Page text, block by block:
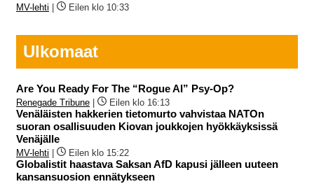
MV-lehti Eilen klo 10:33
Ulkomaat
Are You Ready For The “Rogue AI” Psy-Op?
Renegade Tribune Eilen klo 16:13
Venäläisten hakkerien tietomurto vahvistaa NATOn
suoran osallisuuden Kiovan joukkojen hyökkäyksissä
Venäjälle
MV-lehti Eilen klo 15:22
Globalistit haastava Saksan AfD kapusi jälleen uuteen
kansansuosion ennätykseen